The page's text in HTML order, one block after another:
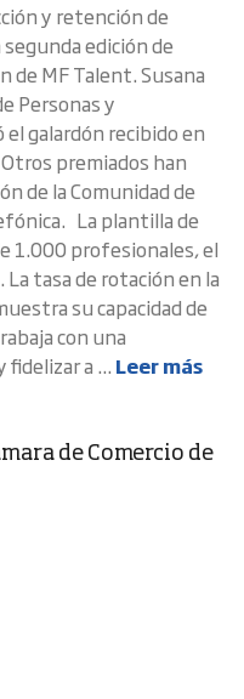
y retención de
edición de
de MF Talent. Susana
Personas y
el galardón recibido en
premiados han
de la Comunidad de
La plantilla de
1.000 profesionales, el
tasa de rotación en la
su capacidad de
con una
a ... Leer más
de Comercio de